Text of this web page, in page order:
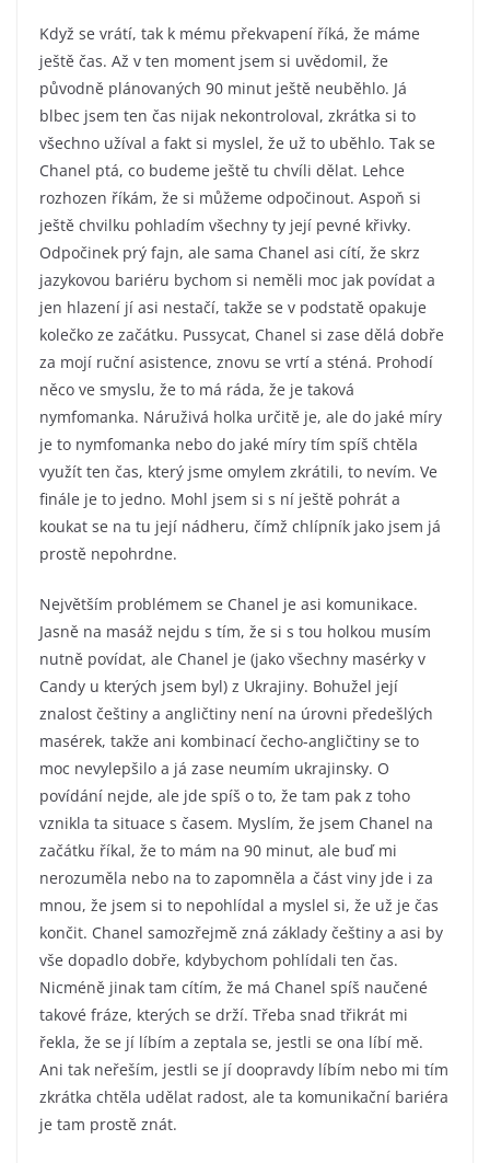
Když se vrátí, tak k mému překvapení říká, že máme
ještě čas. Až v ten moment jsem si uvědomil, že
původně plánovaných 90 minut ještě neuběhlo. Já
blbec jsem ten čas nijak nekontroloval, zkrátka si to
všechno užíval a fakt si myslel, že už to uběhlo. Tak se
Chanel ptá, co budeme ještě tu chvíli dělat. Lehce
rozhozen říkám, že si můžeme odpočinout. Aspoň si
ještě chvilku pohladím všechny ty její pevné křivky.
Odpočinek prý fajn, ale sama Chanel asi cítí, že skrz
jazykovou bariéru bychom si neměli moc jak povídat a
jen hlazení jí asi nestačí, takže se v podstatě opakuje
kolečko ze začátku. Pussycat, Chanel si zase dělá dobře
za mojí ruční asistence, znovu se vrtí a sténá. Prohodí
něco ve smyslu, že to má ráda, že je taková
nymfomanka. Náruživá holka určitě je, ale do jaké míry
je to nymfomanka nebo do jaké míry tím spíš chtěla
využít ten čas, který jsme omylem zkrátili, to nevím. Ve
finále je to jedno. Mohl jsem si s ní ještě pohrát a
koukat se na tu její nádheru, čímž chlípník jako jsem já
prostě nepohrdne.
Největším problémem se Chanel je asi komunikace.
Jasně na masáž nejdu s tím, že si s tou holkou musím
nutně povídat, ale Chanel je (jako všechny masérky v
Candy u kterých jsem byl) z Ukrajiny. Bohužel její
znalost češtiny a angličtiny není na úrovni předešlých
masérek, takže ani kombinací čecho-angličtiny se to
moc nevylepšilo a já zase neumím ukrajinsky. O
povídání nejde, ale jde spíš o to, že tam pak z toho
vznikla ta situace s časem. Myslím, že jsem Chanel na
začátku říkal, že to mám na 90 minut, ale buď mi
nerozuměla nebo na to zapomněla a část viny jde i za
mnou, že jsem si to nepohlídal a myslel si, že už je čas
končit. Chanel samozřejmě zná základy češtiny a asi by
vše dopadlo dobře, kdybychom pohlídali ten čas.
Nicméně jinak tam cítím, že má Chanel spíš naučené
takové fráze, kterých se drží. Třeba snad třikrát mi
řekla, že se jí líbím a zeptala se, jestli se ona líbí mě.
Ani tak neřeším, jestli se jí doopravdy líbím nebo mi tím
zkrátka chtěla udělat radost, ale ta komunikační bariéra
je tam prostě znát.